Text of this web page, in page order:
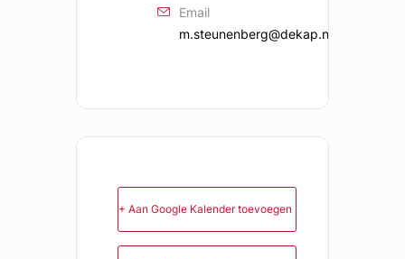
Email
m.steunenberg@dekap.nl
+ Aan Google Kalender toevoegen